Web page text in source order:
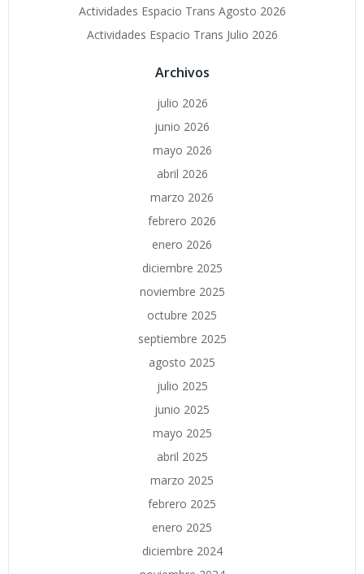
Actividades Espacio Trans Agosto 2026
Actividades Espacio Trans Julio 2026
Archivos
julio 2026
junio 2026
mayo 2026
abril 2026
marzo 2026
febrero 2026
enero 2026
diciembre 2025
noviembre 2025
octubre 2025
septiembre 2025
agosto 2025
julio 2025
junio 2025
mayo 2025
abril 2025
marzo 2025
febrero 2025
enero 2025
diciembre 2024